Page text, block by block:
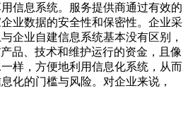
信息系统。服务提供商通过有效的
业数据的安全性和保密性。企业采
企业自建信息系统基本没有区别，
品、技术和维护运行的资金，且像
样，方便地利用信息化系统，从而
化的门槛与风险。对企业来说，